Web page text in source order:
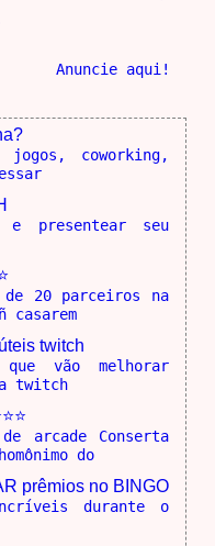
Anuncie aqui!
jogos, coworking,
e presentear seu
de 20 parceiros na
casarem
twitch
que vão melhorar
twitch
arcade Conserta
do
prêmios no BINGO
durante o